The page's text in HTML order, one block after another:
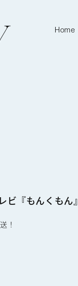
Home
ビ『もんくもん』
！